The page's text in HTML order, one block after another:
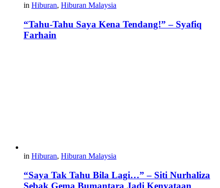
in Hiburan, Hiburan Malaysia
“Tahu-Tahu Saya Kena Tendang!” – Syafiq
Farhain
in Hiburan, Hiburan Malaysia
“Saya Tak Tahu Bila Lagi…” – Siti Nurhaliza
Sebak Gema Bumantara Jadi Kenyataan